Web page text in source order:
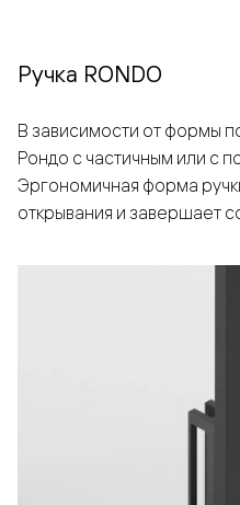
Ручка RONDO
В зависимости от формы
Рондо с частичным или с
Эргономичная форма
открывания и завершает